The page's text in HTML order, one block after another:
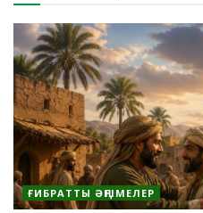
ҒИБРАТТЫ ӘҢГІМЕЛЕР